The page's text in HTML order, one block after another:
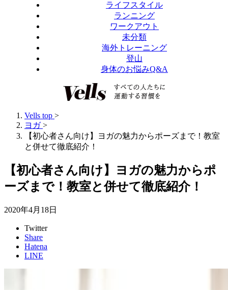
ライフスタイル
ランニング
ワークアウト
未分類
海外トレーニング
登山
身体のお悩みQ&A
Vells top >
ヨガ >
【初心者さん向け】ヨガの魅力からポーズまで！教室
と併せて徹底紹介！
【初心者さん向け】ヨガの魅力からポ
ーズまで！教室と併せて徹底紹介！
2020年4月18日
Twitter
Share
Hatena
LINE